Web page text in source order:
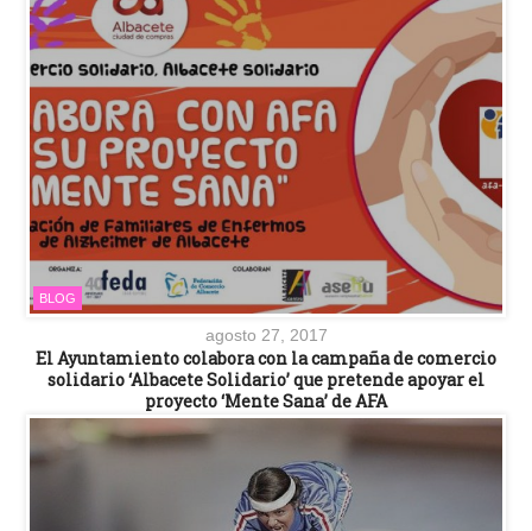
BLOG
agosto 27, 2017
El Ayuntamiento colabora con la campaña de comercio
solidario ‘Albacete Solidario’ que pretende apoyar el
proyecto ‘Mente Sana’ de AFA